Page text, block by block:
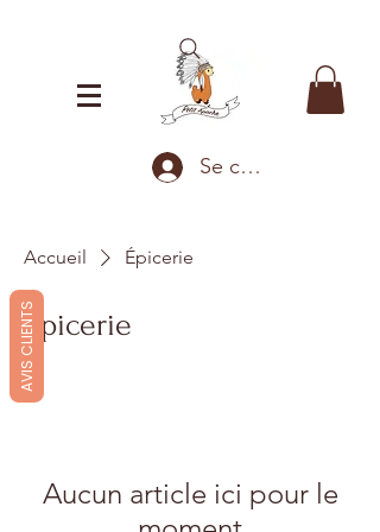
Se connecter
Accueil Épicerie
Épicerie
Aucun article ici pour le
AVIS CLIENTS